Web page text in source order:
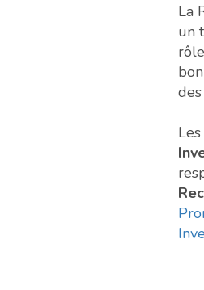
La
un